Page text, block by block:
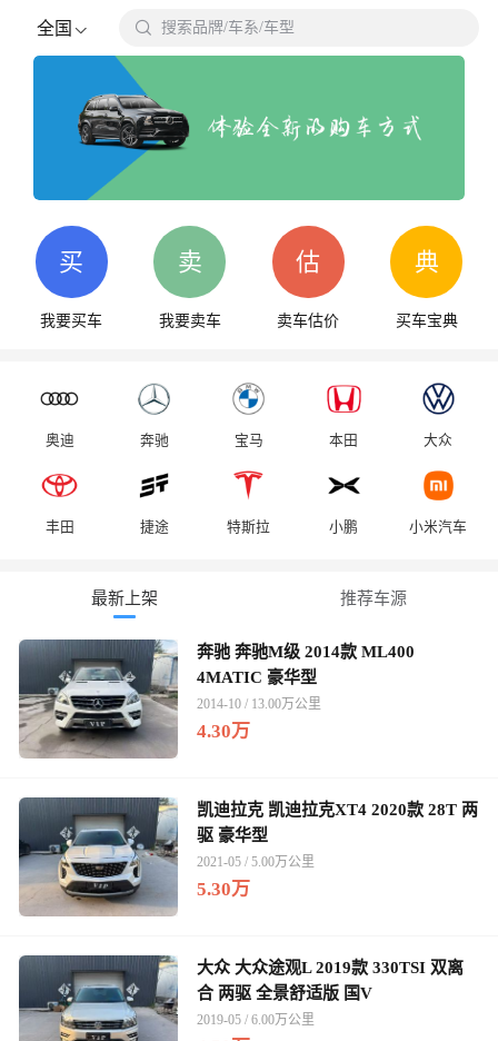
全国  搜索品牌/车系/车型
买
我要买车
卖
我要卖车
估
卖车估价
典
买车宝典
奥迪 奔驰 宝马 本田 大众
丰田 捷途 特斯拉 小鹏 小米汽车
最新上架 推荐车源
奔驰 奔驰M级 2014款 ML400
4MATIC 豪华型
2014-10 / 13.00万公里
4.30万
凯迪拉克 凯迪拉克XT4 2020款 28T 两
驱 豪华型
2021-05 / 5.00万公里
5.30万
大众 大众途观L 2019款 330TSI 双离
合 两驱 全景舒适版 国V
2019-05 / 6.00万公里